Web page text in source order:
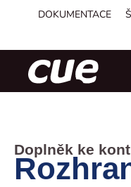
DOKUMENTACE
Doplněk ke